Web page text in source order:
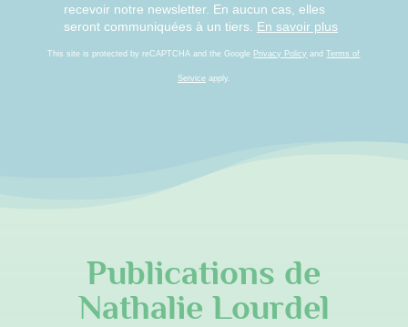
recevoir notre newsletter. En aucun cas, elles
seront communiquées à un tiers. En savoir plus
This site is protected by reCAPTCHA and the Google Privacy Policy andTerms of
Serviceapply.
Publications de
Nathalie Lourdel